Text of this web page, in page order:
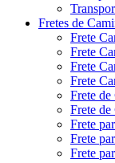
Fretes de
Frete
Frete
Frete
Frete
Frete de
Frete de
Frete
Frete
Frete